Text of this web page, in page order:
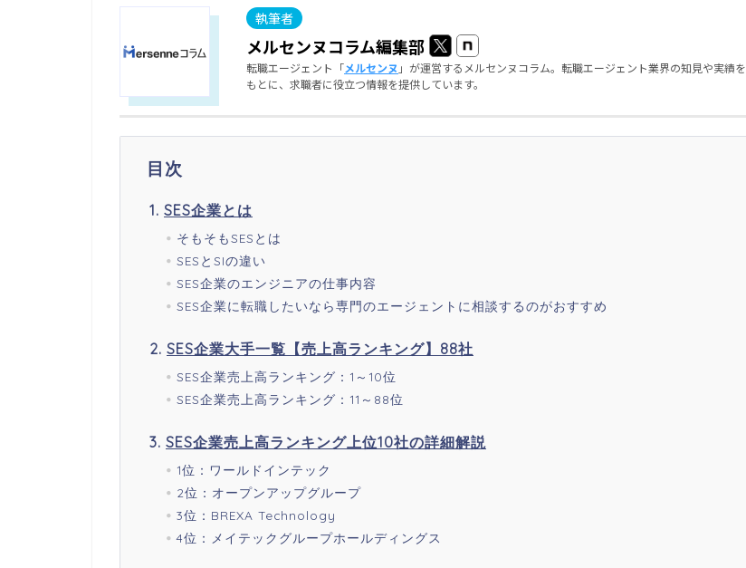
メルセンヌコラム編集部
転職エージェント「メルセンヌ 」が運営するメルセンヌコラム。転職エージェント業界の知見や実績を
もとに、求職者に役立つ情報を提供しています。
目次
SES企業とは
そもそもSESとは
SESとSIの違い
SES企業のエンジニアの仕事内容
SES企業に転職したいなら専門のエージェントに相談するのがおすすめ
SES企業大手一覧【売上高ランキング】88社
SES企業売上高ランキング：1～10位
SES企業売上高ランキング：11～88位
SES企業売上高ランキング上位10社の詳細解説
1位：ワールドインテック
2位：オープンアップグループ
3位：BREXA Technology
4位：メイテックグループホールディングス